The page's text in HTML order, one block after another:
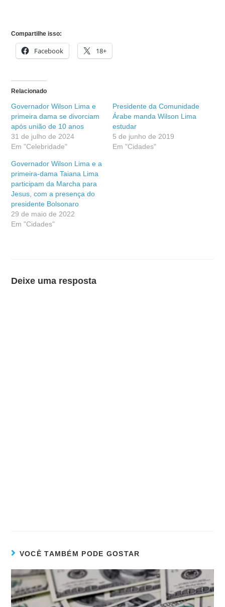
Compartilhe isso:
Facebook 18+
Relacionado
Governador Wilson Lima e
primeira dama se divorciam
após união de 10 anos
31 de julho de 2024
Em "Celebridade"
Presidente da Comunidade
Árabe manda Wilson Lima
estudar
5 de junho de 2019
Em "Cidades"
Governador Wilson Lima e a
primeira-dama Taiana Lima
participam da Marcha para
Jesus, com a presença do
presidente Bolsonaro
29 de maio de 2022
Em "Cidades"
Deixe uma resposta
VOCÊ TAMBÉM PODE GOSTAR